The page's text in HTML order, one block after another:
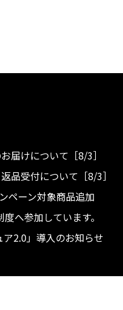
届けについて［8/3］
品受付について［8/3］
ペーン対象商品追加
へ参加しています。
2.0」導入のお知らせ